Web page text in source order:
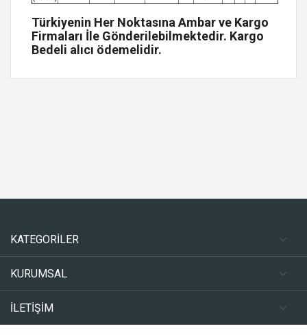
Türkiyenin Her Noktasına Ambar ve Kargo
Firmaları İle Gönderilebilmektedir. Kargo
Bedeli alıcı ödemelidir.
KATEGORİLER
KURUMSAL
İLETİŞİM